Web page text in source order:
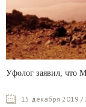
Уфолог заявил, что
15 декабря 2019 /